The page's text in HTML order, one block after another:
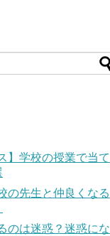
】学校の授業で当て
の先生と仲良くなる
のは迷惑？迷惑にな